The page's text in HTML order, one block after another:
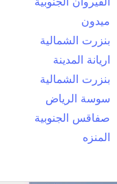
ميدون
بنزرت الشمالية
اريانة المدينة
بنزرت الشمالية
سوسة الرياض
صفاقس الجنوبية
المنزه